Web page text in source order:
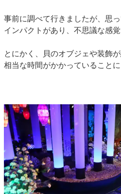
事前に調べて行きましたが、思
インパクトがあり、不思議な感覚
とにかく、貝のオブジェや装飾
相当な時間がかかっていることに